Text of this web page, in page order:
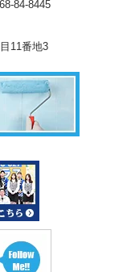
84-8445
11番地3